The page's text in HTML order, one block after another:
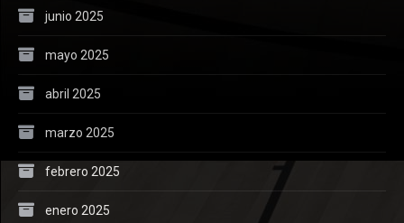
junio 2025
mayo 2025
abril 2025
marzo 2025
febrero 2025
enero 2025